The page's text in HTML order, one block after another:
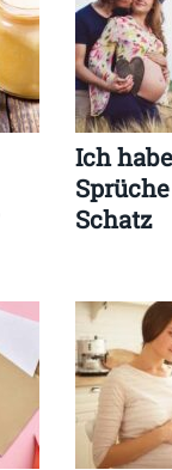
Ich
Schatz